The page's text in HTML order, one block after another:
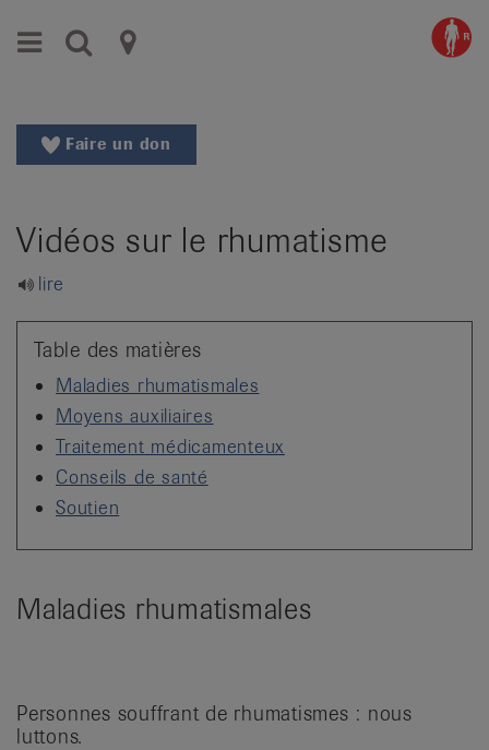
vers
au
Aller
Changer
région
Faire un don
Vidéos sur le rhumatisme
lire
Table des matières
Maladies rhumatismales
Moyens auxiliaires
Traitement médicamenteux
Conseils de santé
Soutien
Maladies rhumatismales
Personnes souffrant de rhumatismes : nous
luttons.
Menu Recherche
Ligues
contre
le
|
nationales
de
patients